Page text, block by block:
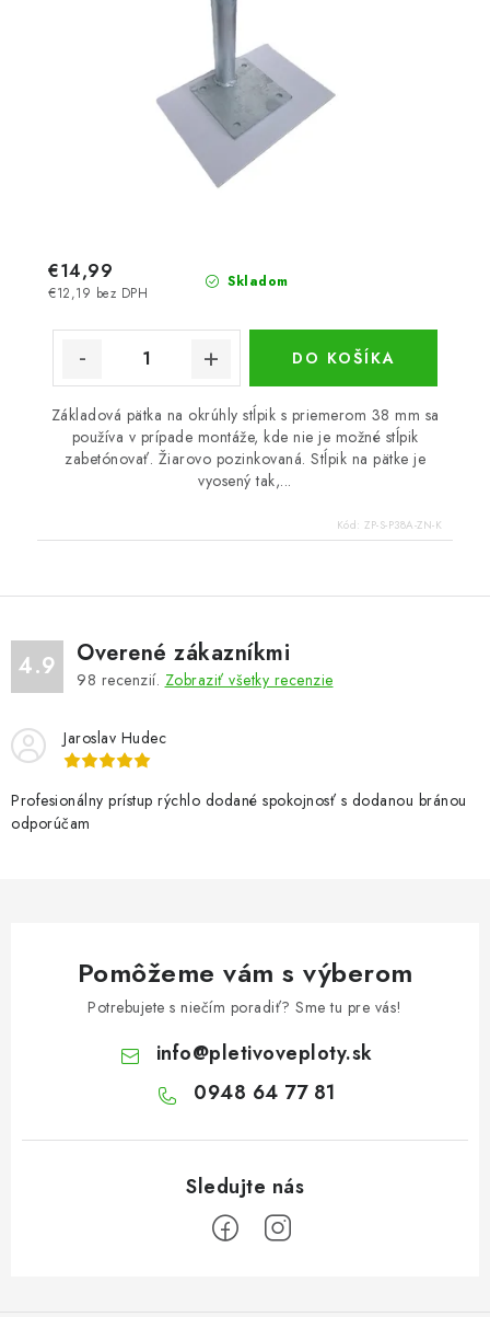
Skladom
€12,19 bez DPH
€14,99
DO KOŠÍKA
Základová pätka na okrúhly stĺpik s priemerom 38 mm sa
používa v prípade montáže, kde nie je možné stĺpik
zabetónovať. Žiarovo pozinkovaná. Stĺpik na pätke je
vyosený tak,...
Kód: ZP-S-P38A-ZN-K
4.9 Overené zákazníkmi
98 recenzií. Zobraziť všetky recenzie
Jaroslav Hudec
Profesionálny prístup rýchlo dodané spokojnosť s dodanou bránou
odporúčam
Pomôžeme vám s výberom
Potrebujete s niečím poradiť? Sme tu pre vás!
info@pletivoveploty.sk
0948 64 77 81